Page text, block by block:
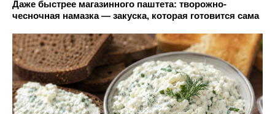
Даже быстрее магазинного паштета: творожно-
чесночная намазка — закуска, которая готовится сама